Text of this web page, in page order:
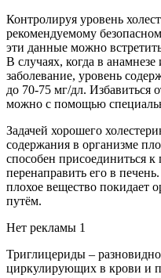
Контролируя уровень
рекомендуемому
эти данные можно
В случаях, когда в анамнезе
заболевание, уровень
до 70-75 мг/дл. Избавиться
можно с помощью
Задачей хорошего
содержания в организме
способен присоединиться к
перенаправить его в
плохое вещество покидает
путём.
Нет рекламы 1
Триглицериды –
циркулирующих в крови и